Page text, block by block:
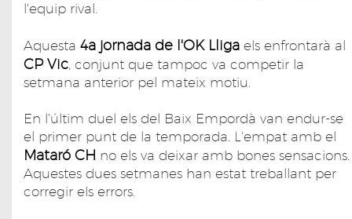
l'equip rival.
Aquesta 4a jornada de l'OK Lliga els enfrontarà al
CP Vic, conjunt que tampoc va competir la
setmana anterior pel mateix motiu.
En l'últim duel els del Baix Empordà van endur-se
el primer punt de la temporada. L'empat amb el
Mataró CH no els va deixar amb bones sensacions.
Aquestes dues setmanes han estat treballant per
corregir els errors.